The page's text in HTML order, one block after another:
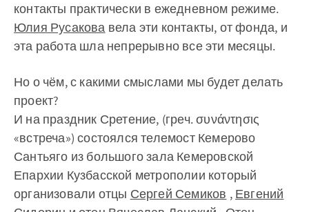
контакты практически в ежедневном режиме.
Юлия Русакова вела эти контакты, от фонда, и
эта работа шла непрерывно все эти месяцы.
Но о чём, с какими смыслами мы будет делать
проект?
И на праздник Сретение, (греч. συνάντησις
«встреча») состоялся телемост Кемерово
Сантьяго из большого зала Кемеровской
Епархии Кузбасской метрополии который
организовали отцы Сергей Семиков , Евгений